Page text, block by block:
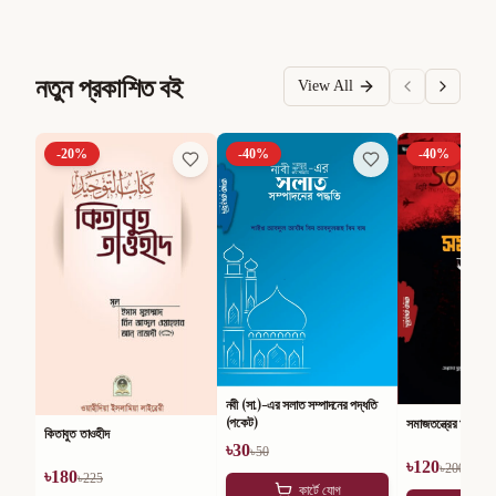
নতুন প্রকাশিত বই View All
-20%
কিতাবুত তাওহীদ
৳180৳225
-40%
নবী (সা.)-এর সলাত সম্পাদনের পদ্ধতি
(পকেট)
৳30৳50
কার্টে যোগ
-40%
সমাজতন্ত্রের অসারতা
৳120৳200